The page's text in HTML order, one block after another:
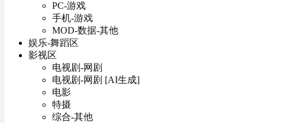
PC-游戏
手机-游戏
MOD-数据-其他
娱乐-舞蹈区
影视区
电视剧-网剧
电视剧-网剧 [AI生成]
电影
特摄
综合-其他